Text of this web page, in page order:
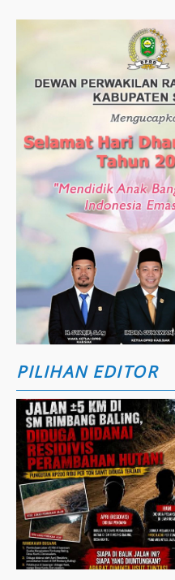
PILIHAN EDITOR